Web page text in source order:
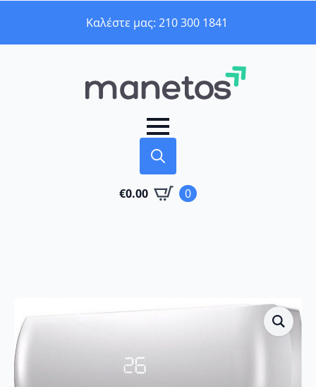
Καλέστε μας: 210 300 1841
for:
€0.00 0